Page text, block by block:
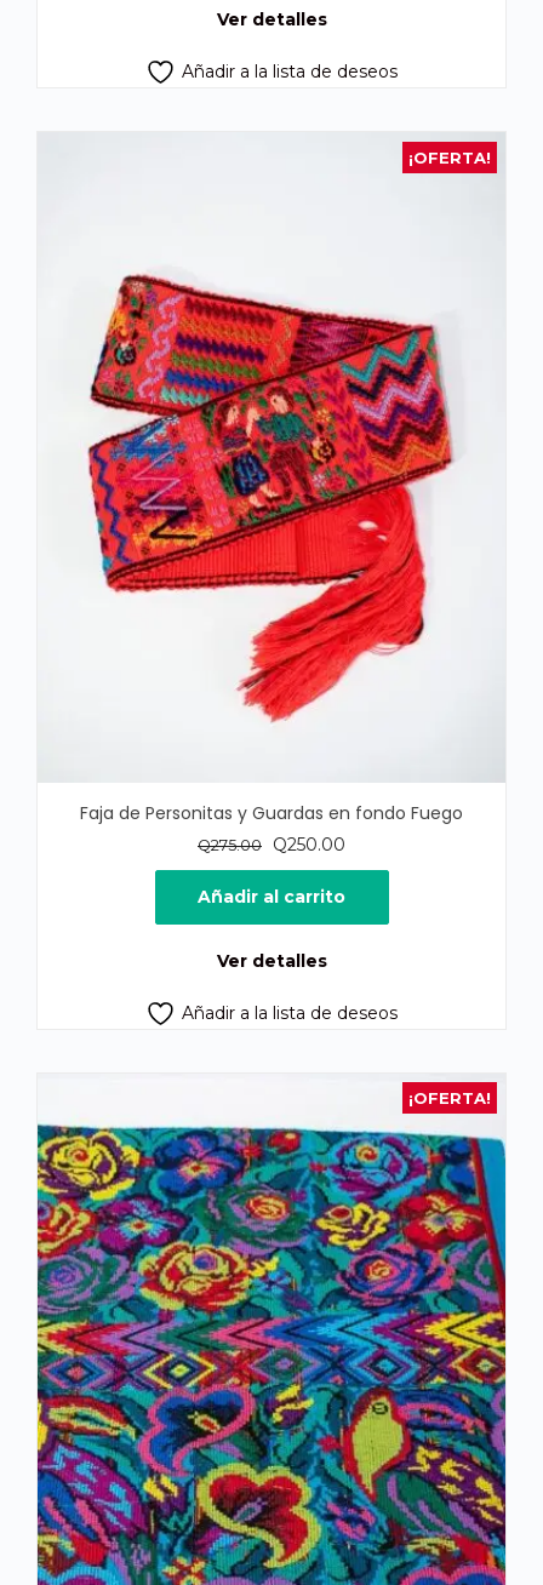
Ver detalles
Añadir a la lista de deseos
¡OFERTA!
Faja de Personitas y Guardas en fondo Fuego
Q275.00
El
precio
original
Q250.00
precio
actual
Añadir al carrito
Ver detalles
Añadir a la lista de deseos
¡OFERTA!